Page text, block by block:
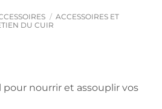
/ ACCESSOIRES ET
DU CUIR
nourrir et assouplir vos